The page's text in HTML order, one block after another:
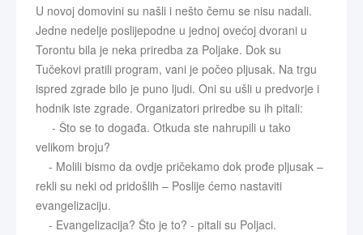
U novoj domovini su našli i nešto čemu se nisu nadali.
Jedne nedelje poslijepodne u jednoj ovećoj dvorani u
Torontu bila je neka priredba za Poljake. Dok su
Tučekovi pratili program, vani je počeo pljusak. Na trgu
ispred zgrade bilo je puno ljudi. Oni su ušli u predvorje i
hodnik iste zgrade. Organizatori priredbe su ih pitali:
- Što se to događa. Otkuda ste nahrupili u tako
velikom broju?
- Molili bismo da ovdje pričekamo dok prođe pljusak –
rekli su neki od pridošlih – Poslije ćemo nastaviti
evangelizaciju.
- Evangelizacija? Što je to? - pitali su Poljaci.